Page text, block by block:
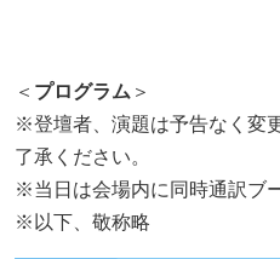
＜ プログラム ＞
※登壇者、演題は予告なく変
了承ください。
※当日は会場内に同時通訳ブ
※以下、敬称略